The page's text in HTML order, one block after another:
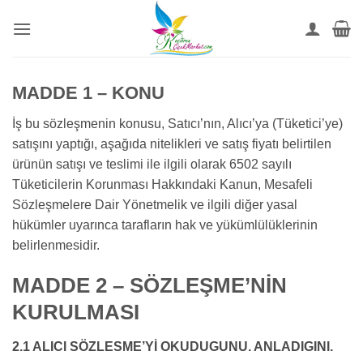
atla
MADDE 1 – KONU
İş bu sözleşmenin konusu, Satıcı’nın, Alıcı’ya (Tüketici’ye)
satışını yaptığı, aşağıda nitelikleri ve satış fiyatı belirtilen
ürünün satışı ve teslimi ile ilgili olarak 6502 sayılı
Tüketicilerin Korunması Hakkındaki Kanun, Mesafeli
Sözleşmelere Dair Yönetmelik ve ilgili diğer yasal
hükümler uyarınca tarafların hak ve yükümlülüklerinin
belirlenmesidir.
MADDE 2 – SÖZLEŞME’NİN
KURULMASI
2.1 ALICI SÖZLEŞME’Yİ OKUDUGUNU, ANLADIGINI,